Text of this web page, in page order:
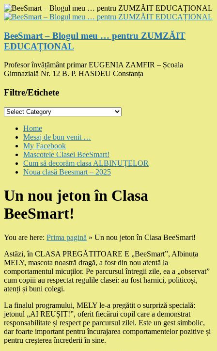
Skip
to
BeeSmart – Blogul meu … pentru ZUMZĂIT
EDUCAȚIONAL
Profesor învățământ primar EUGENIA ZAMFIR – Școala
Gimnazială Nr. 12 B. P. HASDEU Constanța
Filtre/Etichete
Filtre/Etichete
Menu
Home
Mesaj de bun venit …
My Facebook
Mascotele Clasei BeeSmart!
Cum să decorăm clasa ALBINUȚELOR
Noua clasă Beesmart – 2025
Un nou jeton în Clasa
BeeSmart!
You are here: Prima pagină » Un nou jeton în Clasa BeeSmart!
Astăzi, în CLASA PREGĂTITOARE E „BeeSmart”, Albinuța
MELY, mascota noastră dragă, a fost din nou atentă la
comportamentul micuților. Pe parcursul întregii zile, ea a „observat”
cum copiii au respectat regulile clasei: au fost harnici, politicoși,
atenți și buni colegi.
La finalul programului, MELY le-a pregătit o surpriză specială:
jetonul „AI REUȘIT!”, oferit fiecărui copil care a demonstrat
responsabilitate și respect pe parcursul zilei. Este un gest simbolic,
dar foarte important pentru încurajarea comportamentelor pozitive și
pentru creșterea încrederii în sine.